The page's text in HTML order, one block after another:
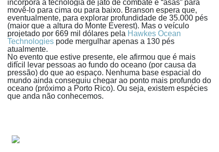
incorpora a tecnologia de jato de combate e “asas” para
movê-lo para cima ou para baixo. Branson espera que,
eventualmente, para explorar profundidade de 35.000 pés
(maior que a altura do Monte Everest). Mas o veículo
projetado por 669 mil dólares pela Hawkes Ocean
Technologies pode mergulhar apenas a 130 pés
atualmente.
No evento que estive presente, ele afirmou que é mais
difícil levar pessoas ao fundo do oceano (por causa da
pressão) do que ao espaço. Nenhuma base espacial do
mundo ainda conseguiu chegar ao ponto mais profundo do
oceano (próximo a Porto Rico). Ou seja, existem espécies
que anda não conhecemos.